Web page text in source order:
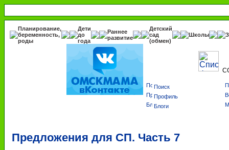
Планирование,
беременность,
роды
Дети
до
года
Раннее
развитие
Детский
сад
(обмен)
Школы
Поиск
Профиль
Блоги
Предложения для СП. Часть 7